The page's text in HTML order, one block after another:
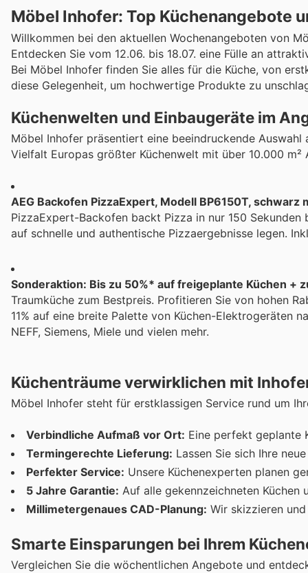
Möbel Inhofer: Top Küchenangebote
Willkommen bei den aktuellen Wochenangeboten von
Entdecken Sie vom 12.06. bis 18.07. eine Fülle an
Bei Möbel Inhofer finden Sie alles für die Küche, von
diese Gelegenheit, um hochwertige Produkte zu
Küchenwelten und Einbaugeräte im
Möbel Inhofer präsentiert eine beeindruckende Auswahl
Vielfalt Europas größter Küchenwelt mit über 10.000
AEG Backofen PizzaExpert, Modell BP6150T, schwarz
PizzaExpert-Backofen backt Pizza in nur 150
auf schnelle und authentische Pizzaergebnisse legen.
Sonderaktion: Bis zu 50%* auf freigeplante Küchen +
Traumküche zum Bestpreis. Profitieren Sie von hohen
11% auf eine breite Palette von Küchen-Elektrogeräten
NEFF, Siemens, Miele und vielen mehr.
Küchenträume verwirklichen mit
Möbel Inhofer steht für erstklassigen Service rund um
Verbindliche Aufmaß vor Ort: Eine perfekt geplante
Termingerechte Lieferung: Lassen Sie sich Ihre
Perfekter Service: Unsere Küchenexperten planen
5 Jahre Garantie: Auf alle gekennzeichneten
Millimetergenaues CAD-Planung: Wir skizzieren
Smarte Einsparungen bei Ihrem
Vergleichen Sie die wöchentlichen Angebote und